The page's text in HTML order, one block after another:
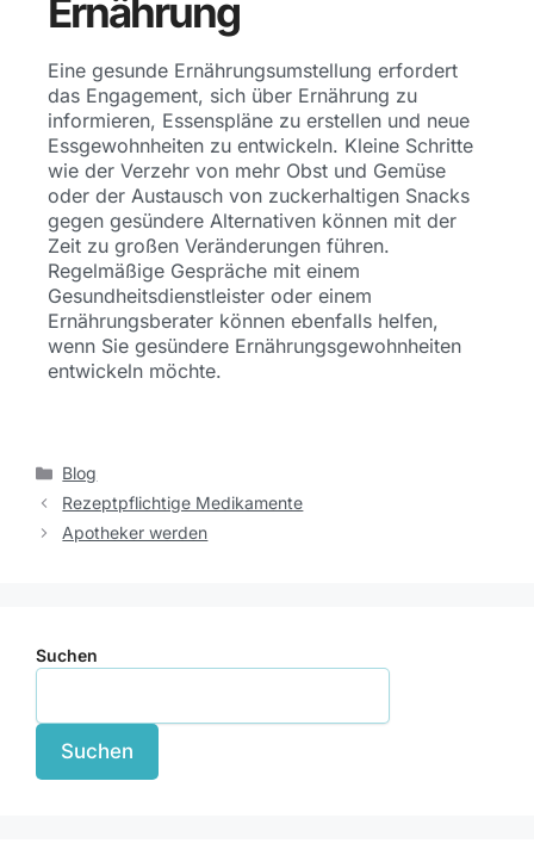
Ernährung
Eine gesunde Ernährungsumstellung erfordert
das Engagement, sich über Ernährung zu
informieren, Essenspläne zu erstellen und neue
Essgewohnheiten zu entwickeln. Kleine Schritte
wie der Verzehr von mehr Obst und Gemüse
oder der Austausch von zuckerhaltigen Snacks
gegen gesündere Alternativen können mit der
Zeit zu großen Veränderungen führen.
Regelmäßige Gespräche mit einem
Gesundheitsdienstleister oder einem
Ernährungsberater können ebenfalls helfen,
wenn Sie gesündere Ernährungsgewohnheiten
entwickeln möchte.
Blog
Rezeptpflichtige Medikamente
Apotheker werden
Suchen
Suchen